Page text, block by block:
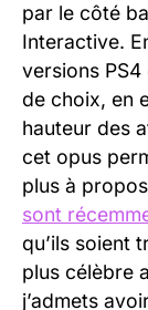
par le côté
Interactive.
versions PS4
de choix, en
hauteur des
cet opus
plus à
sont
qu’ils soient
plus célèbre
j’admets